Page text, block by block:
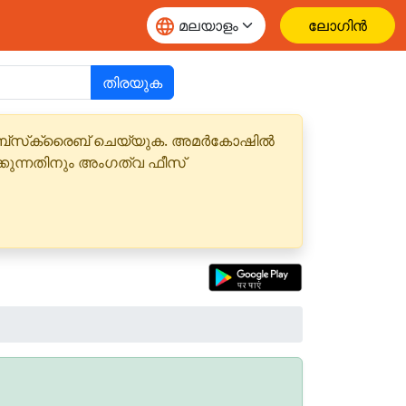
ലോഗിൻ
തിരയുക
സബ്‌സ്‌ക്രൈബ് ചെയ്യുക. അമർകോഷിൽ
അംഗത്വ ഫീസ്